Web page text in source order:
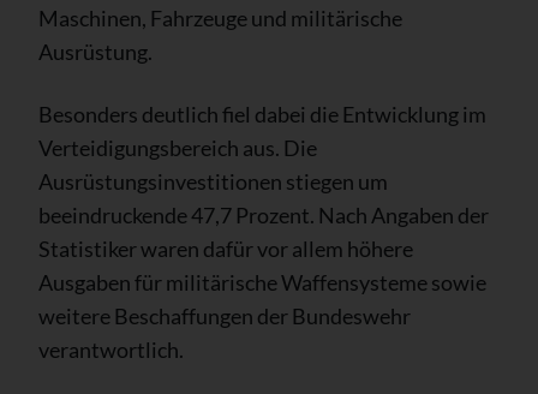
Maschinen, Fahrzeuge und militärische
Ausrüstung.
Besonders deutlich fiel dabei die Entwicklung im
Verteidigungsbereich aus. Die
Ausrüstungsinvestitionen stiegen um
beeindruckende 47,7 Prozent. Nach Angaben der
Statistiker waren dafür vor allem höhere
Ausgaben für militärische Waffensysteme sowie
weitere Beschaffungen der Bundeswehr
verantwortlich.